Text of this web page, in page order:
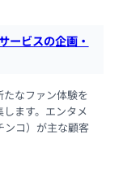
ービスの企画・
たなファン体験を
ます。エンタメ
ンコ）が主な顧客